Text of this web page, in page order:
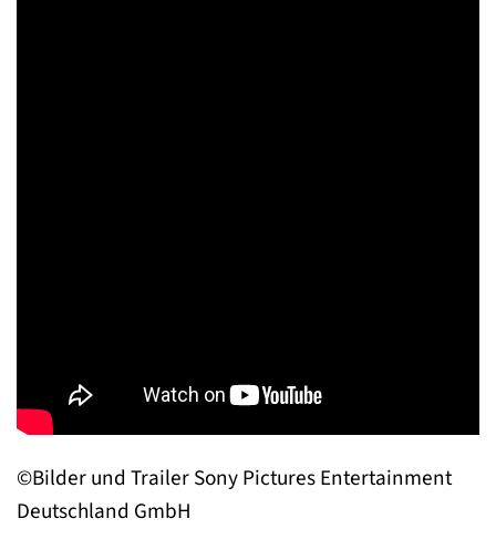
©Bilder und Trailer Sony Pictures Entertainment
Deutschland GmbH